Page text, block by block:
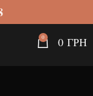
0 0 ГРН